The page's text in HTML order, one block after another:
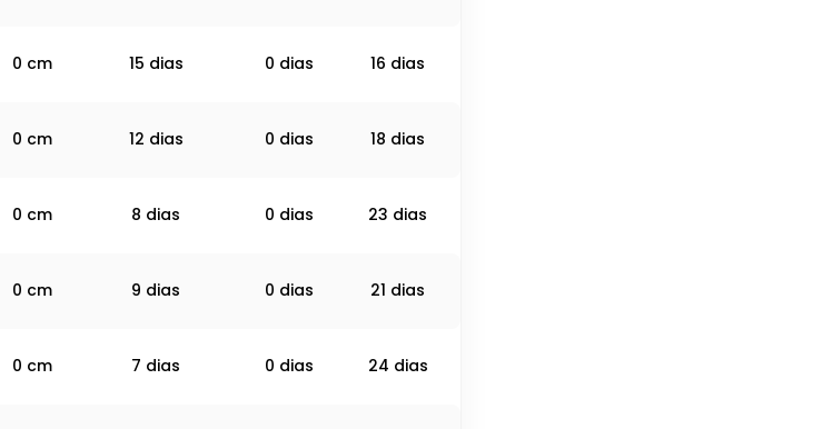
0 cm 15 dias 0 dias 16 dias
0 cm 12 dias 0 dias 18 dias
0 cm 8 dias 0 dias 23 dias
0 cm 9 dias 0 dias 21 dias
0 cm 7 dias 0 dias 24 dias